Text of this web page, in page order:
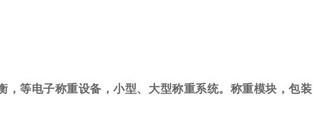
等电子称重设备，小型、大型称重系统。称重模块，包装